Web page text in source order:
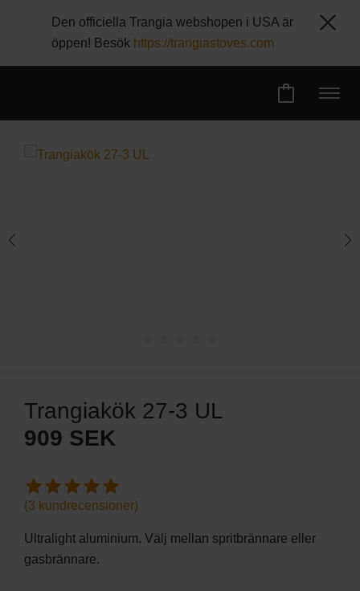
Den officiella Trangia webshopen i USA är
öppen! Besök https://trangiastoves.com
Trangiakök 27-3 UL
909 SEK
(3 kundrecensioner)
Ultralight aluminium. Välj mellan spritbrännare eller
gasbrännare.